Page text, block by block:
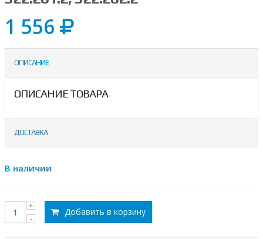
1 556
ОПИСАНИЕ
ОПИСАНИЕ ТОВАРА
ДОСТАВКА
В наличии
Добавить в корзину